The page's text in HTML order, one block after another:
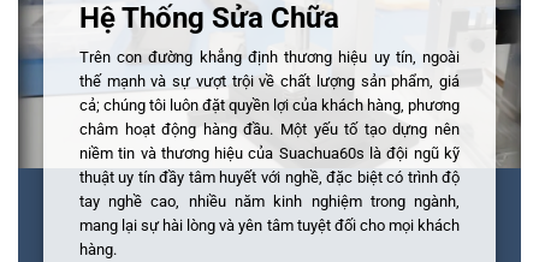
Hệ Thống Sửa Chữa
Trên con đường khẳng định thương hiệu uy tín, ngoài
thế mạnh và sự vượt trội về chất lượng sản phẩm, giá
cả; chúng tôi luôn đặt quyền lợi của khách hàng, phương
châm hoạt động hàng đầu. Một yếu tố tạo dựng nên
niềm tin và thương hiệu của Suachua60s là đội ngũ kỹ
thuật uy tín đầy tâm huyết với nghề, đặc biệt có trình độ
tay nghề cao, nhiều năm kinh nghiệm trong ngành,
mang lại sự hài lòng và yên tâm tuyệt đối cho mọi khách
hàng.